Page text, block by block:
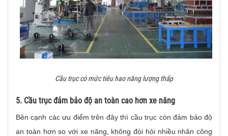
Cầu trục có mức tiêu hao năng lượng thấp
5. Cầu trục đảm bảo độ an toàn cao hơn xe nâng
Bên cạnh các ưu điểm trên đây thì cầu trục còn đảm bảo độ
an toàn hơn so với xe năng, không đòi hỏi nhiều nhân công